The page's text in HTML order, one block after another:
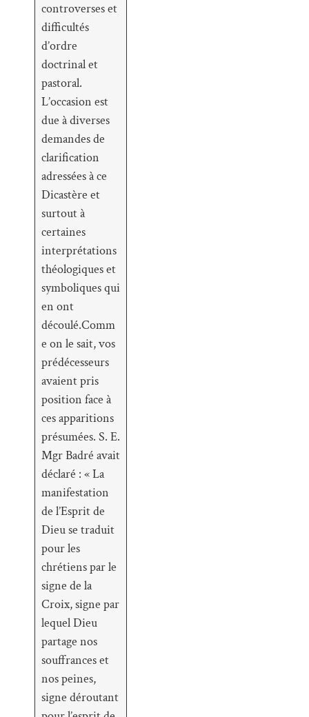
controverses et
difficultés
d’ordre
doctrinal et
pastoral.
L’occasion est
due à diverses
demandes de
clarification
adressées à ce
Dicastère et
surtout à
certaines
interprétations
théologiques et
symboliques qui
en ont
découlé.Comm
e on le sait, vos
prédécesseurs
avaient pris
position face à
ces apparitions
présumées. S. E.
Mgr Badré avait
déclaré : « La
manifestation
de l’Esprit de
Dieu se traduit
pour les
chrétiens par le
signe de la
Croix, signe par
lequel Dieu
partage nos
souffrances et
nos peines,
signe déroutant